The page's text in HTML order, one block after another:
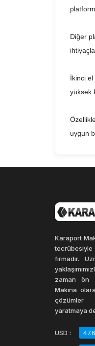
Diğer
İkinci el
yüksek
uygun
Karaport
firmadır.
zaman ön
Makina
çözümler
yaratmaya
USD :